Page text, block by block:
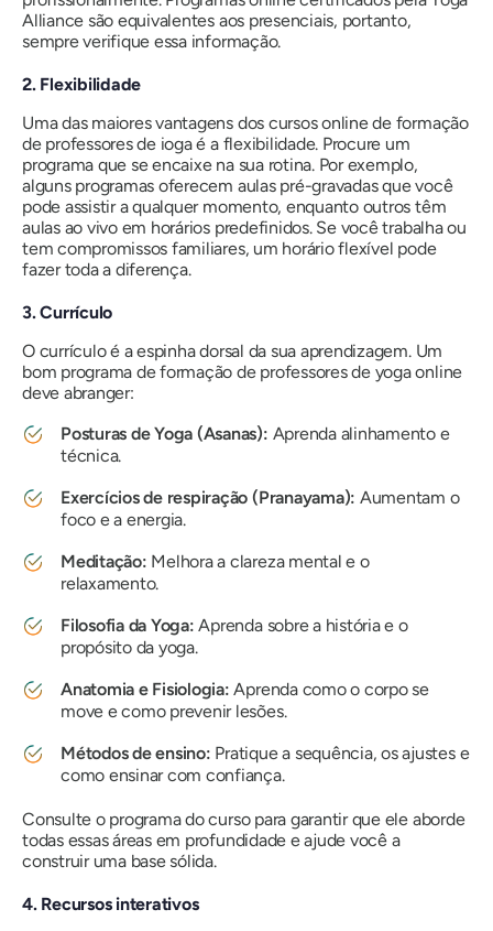
Alliance são equivalentes aos presenciais, portanto,
sempre verifique essa informação.
2. Flexibilidade
Uma das maiores vantagens dos cursos online de formação
de professores de ioga é a flexibilidade. Procure um
programa que se encaixe na sua rotina. Por exemplo,
alguns programas oferecem aulas pré-gravadas que você
pode assistir a qualquer momento, enquanto outros têm
aulas ao vivo em horários predefinidos. Se você trabalha ou
tem compromissos familiares, um horário flexível pode
fazer toda a diferença.
3. Currículo
O currículo é a espinha dorsal da sua aprendizagem. Um
bom programa de formação de professores de yoga online
deve abranger:
Posturas de Yoga (Asanas): Aprenda alinhamento e
técnica.
Exercícios de respiração (Pranayama): Aumentam o
foco e a energia.
Meditação: Melhora a clareza mental e o
relaxamento.
Filosofia da Yoga: Aprenda sobre a história e o
propósito da yoga.
Anatomia e Fisiologia: Aprenda como o corpo se
move e como prevenir lesões.
Métodos de ensino: Pratique a sequência, os ajustes e
como ensinar com confiança.
Consulte o programa do curso para garantir que ele aborde
todas essas áreas em profundidade e ajude você a
construir uma base sólida.
4. Recursos interativos